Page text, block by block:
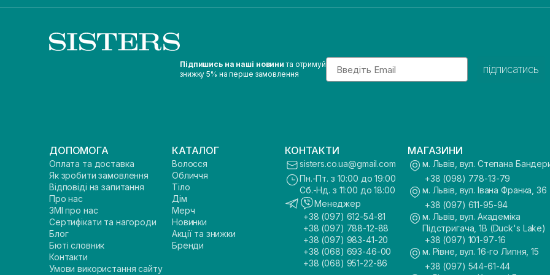
Підпишись на наші новини та отримуй
знижку 5% на перше замовлення
Email
підписатись
ДОПОМОГА
Оплата та доставка
Як зробити замовлення
Відповіді на запитання
Про нас
ЗМІ про нас
Сертифікати та нагороди
Блог
Бюті словник
Контакти
Умови використання сайту
КАТАЛОГ
Волосся
Обличчя
Тіло
Дім
Мерч
Новинки
Акції та знижки
Бренди
КОНТАКТИ
sisters.co.ua@gmail.com
Пн.-Пт. з 10:00 до 19:00
Сб.-Нд. з 11:00 до 18:00
Менеджер
+38 (097) 612-54-81
+38 (097) 788-12-88
+38 (097) 983-41-20
+38 (068) 693-46-00
+38 (068) 951-22-86
МАГАЗИНИ
м. Львів, вул. Степана
+38 (098) 778-13-79
м. Львів, вул. Івана Франка, 36
+38 (097) 611-95-94
м. Львів, вул. Академіка
Підстригача, 1В (Duck's Lake)
+38 (097) 101-97-16
м. Рівне, вул. 16-го Липня, 15
+38 (097) 544-61-44